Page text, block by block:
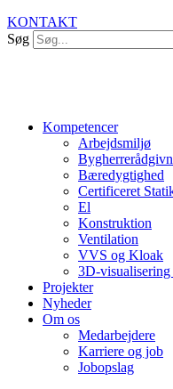
KONTAKT
Søg
Kompetencer
Arbejdsmiljø
Bæredygtighed
Certificeret
El
Konstruktion
Ventilation
VVS og Kloak
3D-
Projekter
Nyheder
Om os
Medarbejdere
Karriere og job
Jobopslag